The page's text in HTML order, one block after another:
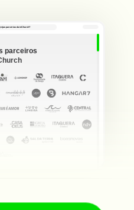
parcerias da inChurch?
parceiros